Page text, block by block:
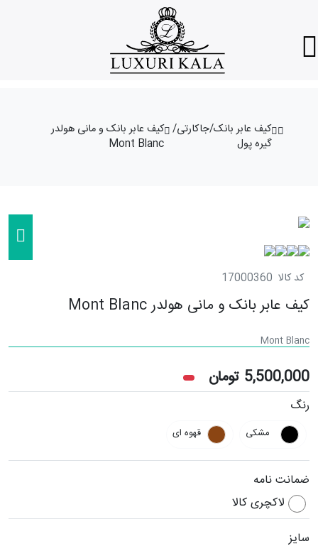
کیف عابر بانک/جاکارتی/
گیره پول
کیف عابر بانک و مانی هولدر
Mont Blanc
کد کالا 17000360
کیف عابر بانک و مانی هولدر Mont Blanc
Mont Blanc
5,500,000 تومان
رنگ
مشکی قهوه ای
ضمانت نامه
لاکچری کالا
سایز